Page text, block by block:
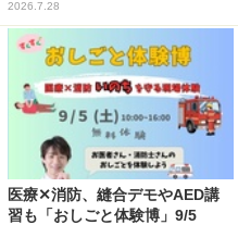
2026.7.28
医療✕消防、縫合デモやAED講
習も「おしごと体験博」9/5